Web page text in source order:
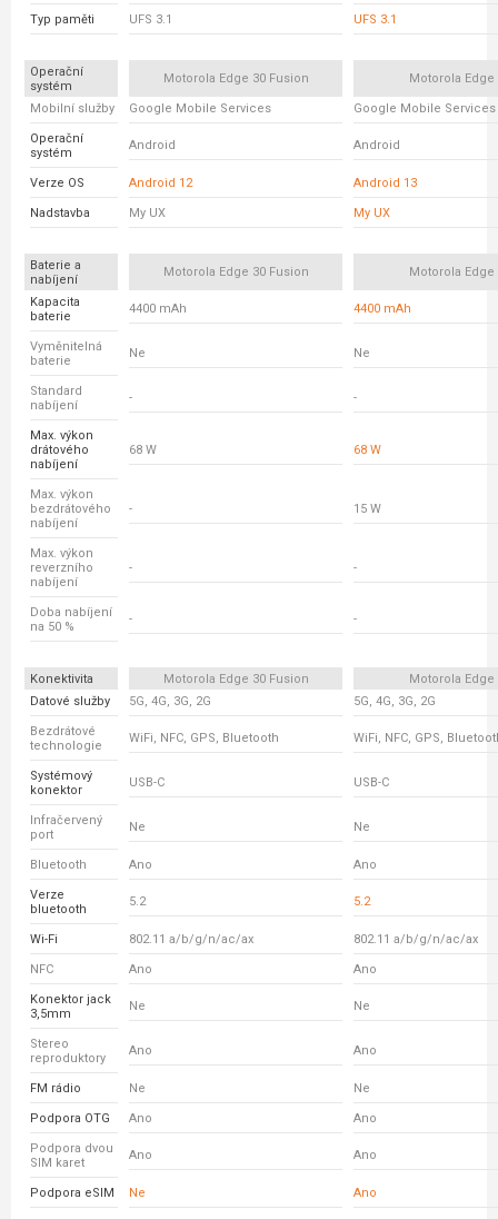
Typ paměti UFS 3.1 UFS 3.1
Operační
systém
Motorola Edge 30 Fusion Motorola Edge
Mobilní služby Google Mobile Services Google Mobile Services
Operační
systém
Android Android
Verze OS Android 12 Android 13
Nadstavba My UX My UX
Baterie a
nabíjení
Motorola Edge 30 Fusion Motorola Edge
Kapacita
baterie
4400 mAh 4400 mAh
Vyměnitelná
baterie
Ne Ne
Standard
nabíjení
- -
Max. výkon
drátového
nabíjení
68 W 68 W
Max. výkon
bezdrátového
nabíjení
- 15 W
Max. výkon
reverzního
nabíjení
- -
Doba nabíjení
na 50 %
- -
Konektivita Motorola Edge 30 Fusion
Motorola Edge
Datové služby
5G, 4G, 3G, 2G 5G, 4G, 3G, 2G
Bezdrátové
technologie
WiFi, NFC, GPS, Bluetooth WiFi, NFC, GPS,
Systémový
konektor
USB-C USB-C
Infračervený
port
Ne Ne
Bluetooth Ano Ano
Verze
bluetooth
5.2 5.2
Wi-Fi 802.11 a/b/g/n/ac/ax 802.11 a/b/g/n/ac/ax
NFC Ano Ano
Konektor jack
3,5mm
Ne Ne
Stereo
reproduktory
Ano Ano
FM rádio Ne Ne
Podpora OTG Ano Ano
Podpora dvou
SIM karet
Ano Ano
Podpora eSIM Ne Ano